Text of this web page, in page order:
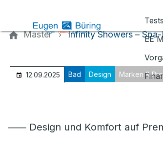
EE
Master Infinity Showers –
12.09.2025 Bad Design Marken &
⸺ Design und Komfort auf